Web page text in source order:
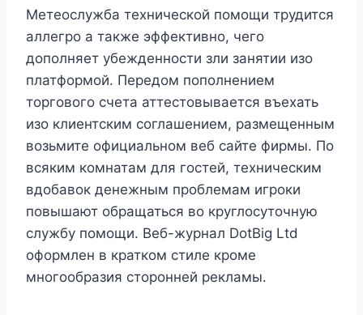
Метеослужба технической помощи трудится
аллегро а также эффективно, чего
дополняет убежденности зли занятии изо
платформой. Передом пополнением
торгового счета аттестовывается въехать
изо клиентским соглашением, размещенным
возьмите официальном веб сайте фирмы. По
всяким комнатам для гостей, техническим
вдобавок денежным проблемам игроки
повышают обращаться во круглосуточную
службу помощи. Веб-журнал DotBig Ltd
оформлен в кратком стиле кроме
многообразия сторонней рекламы.